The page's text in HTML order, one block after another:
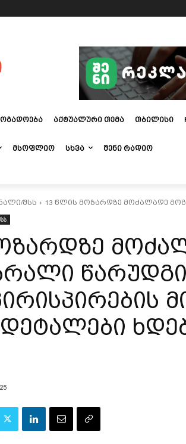
ᲐᲥᲢᲣᲐᲚᲣᲠᲘ ᲗᲔᲛᲐ ᲗᲑᲘᲚᲘᲡᲘ
ᲛᲡᲝᲤᲚᲘᲝ ᲡᲮᲕᲐ ᲨᲔᲜᲘ ᲠᲐᲓᲘᲝ
შსს
13 წლის მოზარდზე მოძალადე